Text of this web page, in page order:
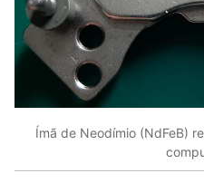
Ímã de Neodímio (NdFeB)